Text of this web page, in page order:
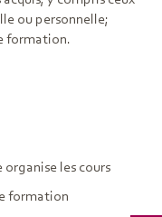
ou personnelle;
formation.
les cours
formation